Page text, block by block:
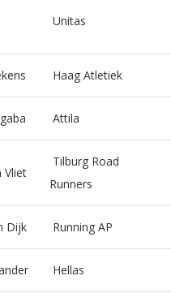
Unitas
Haag Atletiek
Attila
Vliet
Tilburg Road
Runners
Dijk Running AP
Hellas